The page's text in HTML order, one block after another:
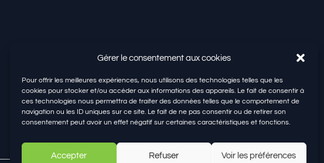
Gérer le consentement aux cookies
Pour offrir les meilleures expériences, nous utilisons des technologies telles que les
cookies pour stocker et/ou accéder aux informations des appareils. Le fait de consentir à
ces technologies nous permettra de traiter des données telles que le comportement de
navigation ou les ID uniques sur ce site. Le fait de ne pas consentir ou de retirer son
consentement peut avoir un effet négatif sur certaines caractéristiques et fonctions.
Accepter Refuser Voir les préférences